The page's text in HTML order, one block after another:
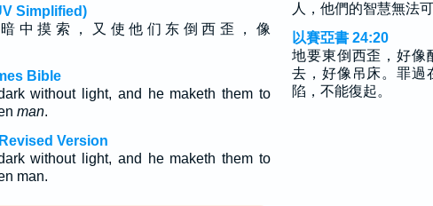
Simplified)
中 摸 索 ， 又 使 他 们 东 倒 西 歪 ， 像
Bible
without light, and he maketh them to
man.
Version
without light, and he maketh them to
man.
人，他們的智慧無法可
以賽亞書 24:20
地要東倒西歪，好像
去，好像吊床。罪過
陷，不能復起。